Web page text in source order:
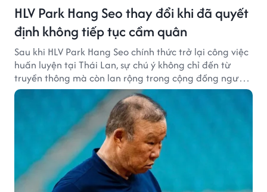
HLV Park Hang Seo thay đổi khi đã quyết
định không tiếp tục cầm quân
Sau khi HLV Park Hang Seo chính thức trở lại công việc
huấn luyện tại Thái Lan, sự chú ý không chỉ đến từ
truyền thông mà còn lan rộng trong cộng đồng người
hâm mộ bóng đá nước này.